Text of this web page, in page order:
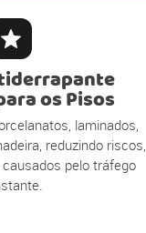
os Pisos
laminados,
reduzindo riscos,
pelo tráfego